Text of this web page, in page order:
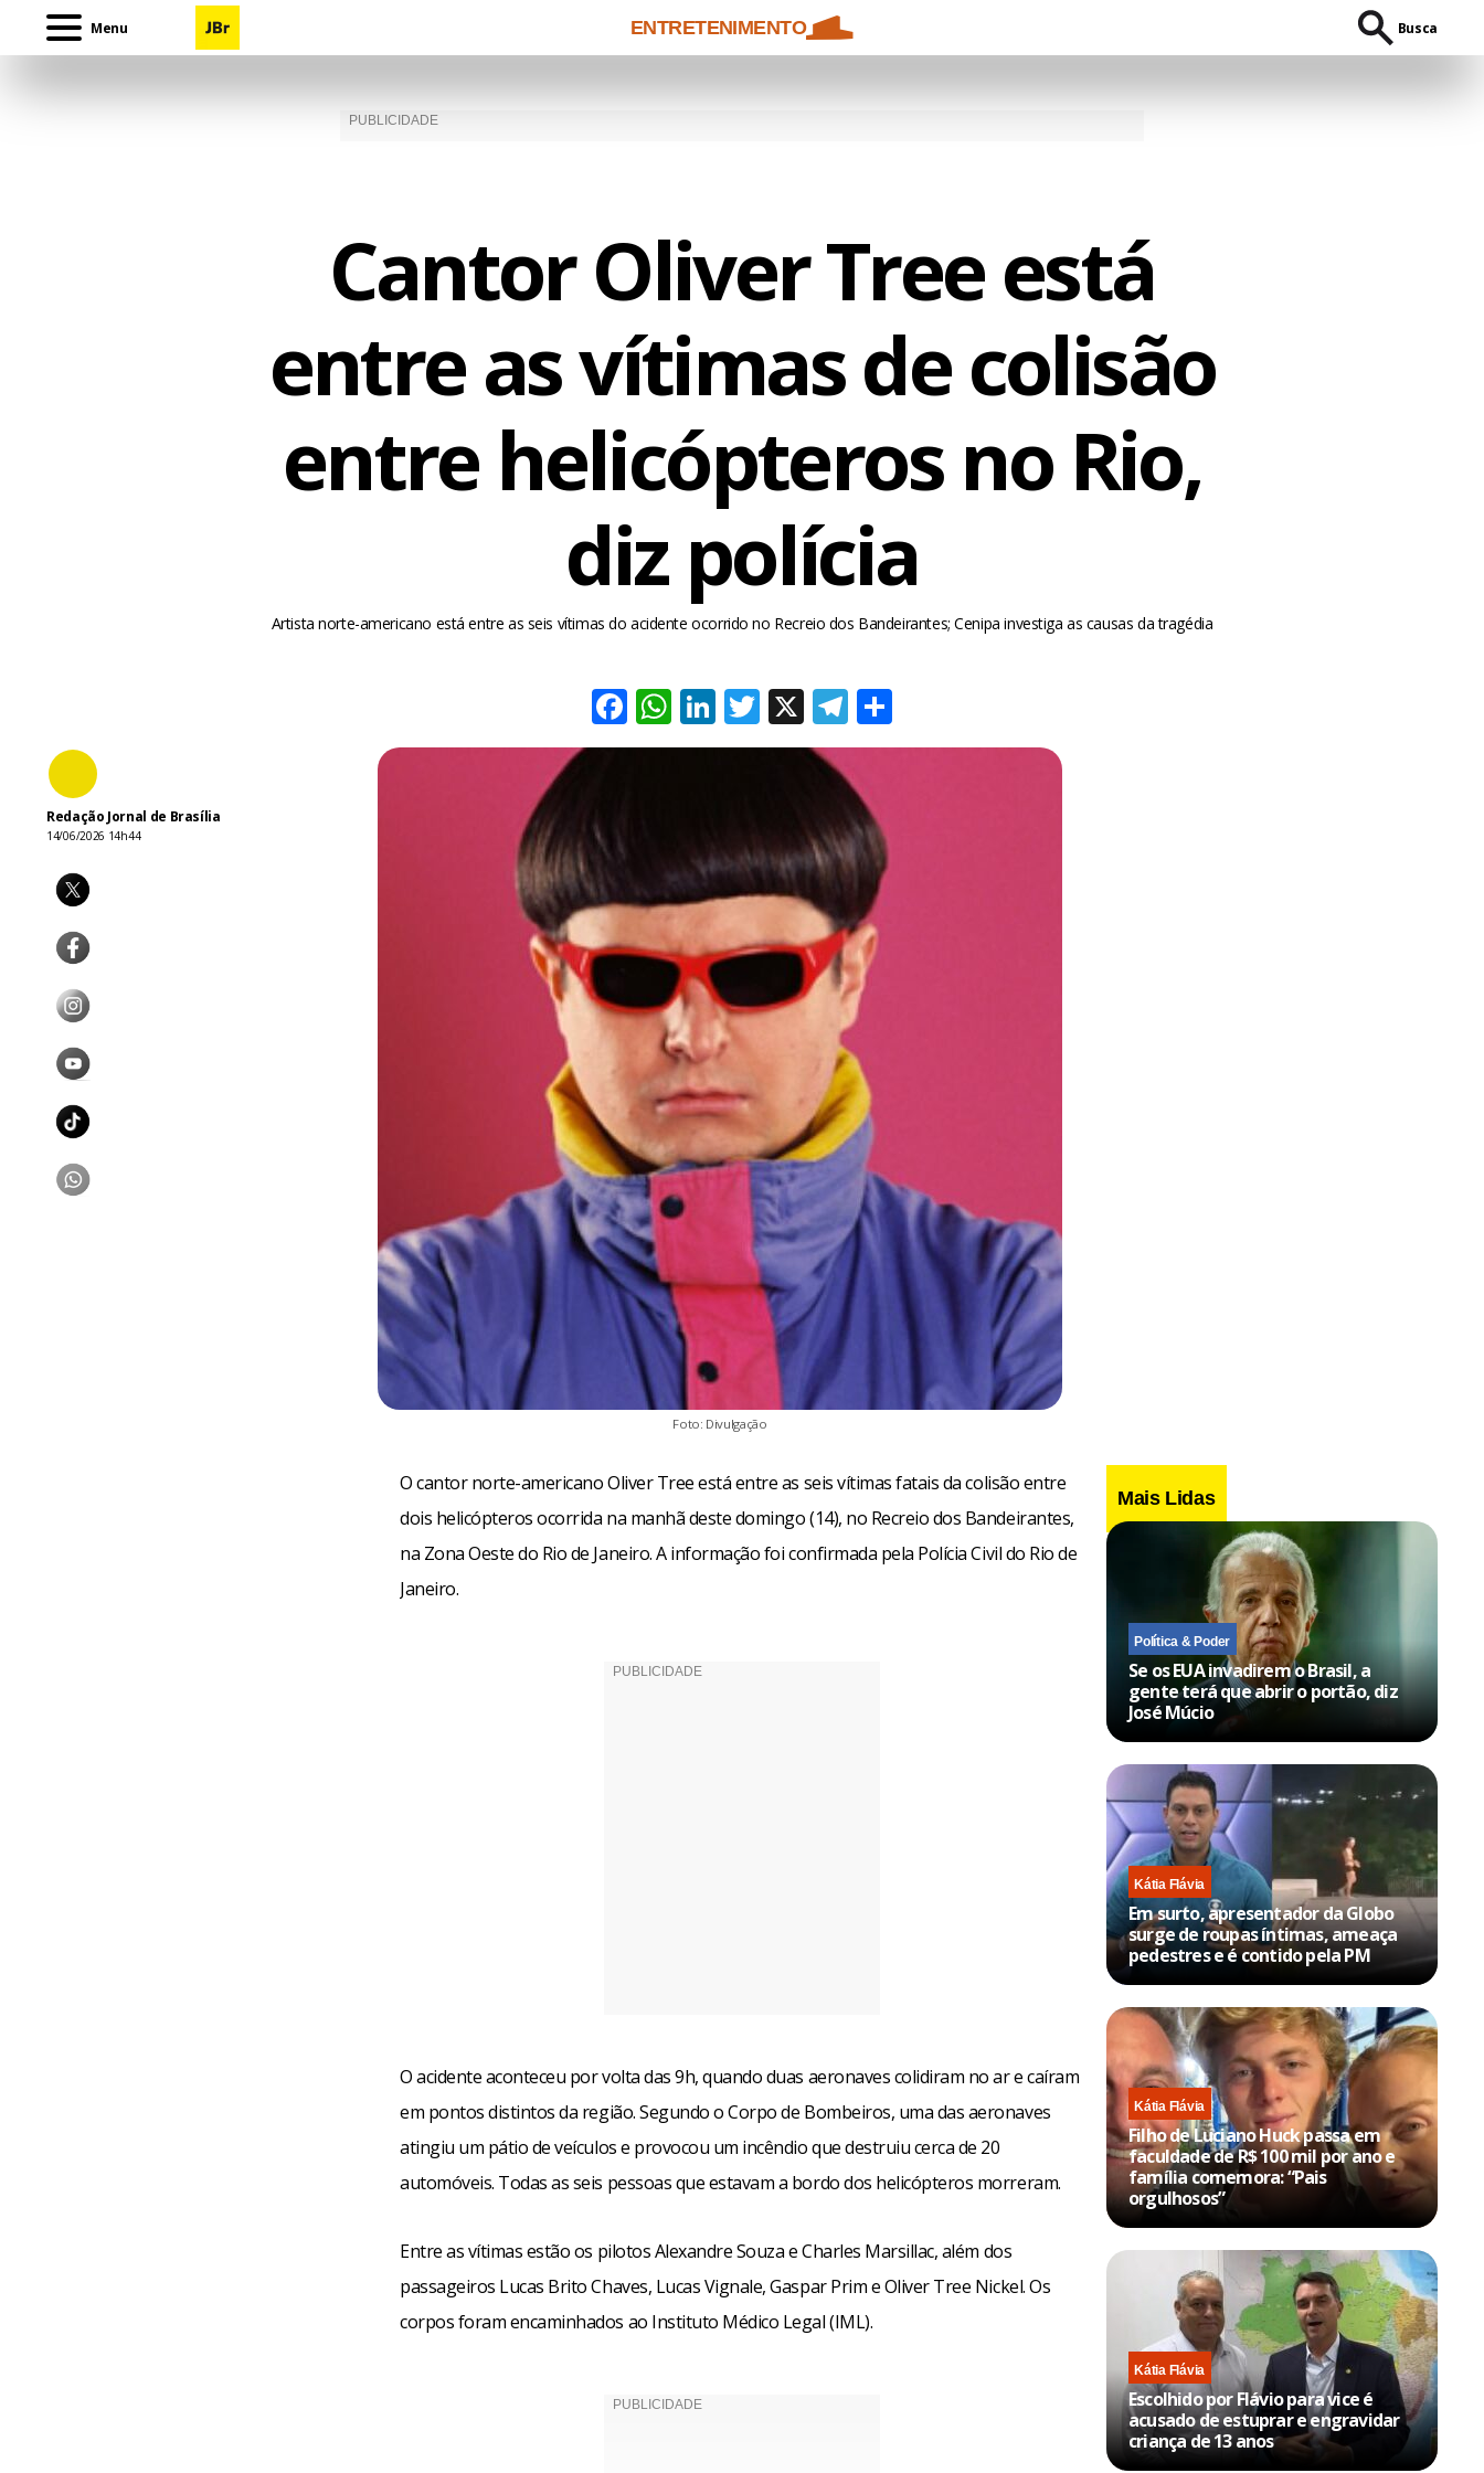
Menu ENTRETENIMENTO Busca
Cantor Oliver Tree está
entre as vítimas de colisão
entre helicópteros no Rio,
diz polícia
Artista norte-americano está entre as seis vítimas do acidente ocorrido no Recreio dos Bandeirantes; Cenipa investiga as causas da tragédia
Facebook
WhatsApp
LinkedIn
Twitter
X Telegram
Redação Jornal de Brasília
14/06/2026 14h44
Foto: Divulgação
O cantor norte-americano Oliver Tree está entre as seis vítimas fatais da colisão entre
dois helicópteros ocorrida na manhã deste domingo (14), no Recreio dos Bandeirantes,
na Zona Oeste do Rio de Janeiro. A informação foi confirmada pela Polícia Civil do Rio de
Janeiro.
O acidente aconteceu por volta das 9h, quando duas aeronaves colidiram no ar e caíram
em pontos distintos da região. Segundo o Corpo de Bombeiros, uma das aeronaves
atingiu um pátio de veículos e provocou um incêndio que destruiu cerca de 20
automóveis. Todas as seis pessoas que estavam a bordo dos helicópteros morreram.
Entre as vítimas estão os pilotos Alexandre Souza e Charles Marsillac, além dos
passageiros Lucas Brito Chaves, Lucas Vignale, Gaspar Prim e Oliver Tree Nickel. Os
corpos foram encaminhados ao Instituto Médico Legal (IML).
Mais Lidas
Política & Poder
Se os EUA invadirem o Brasil, a
gente terá que abrir o portão, diz
José Múcio
Kátia Flávia
Em surto, apresentador da Globo
surge de roupas íntimas, ameaça
pedestres e é contido pela PM
Kátia Flávia
Filho de Luciano Huck passa em
faculdade de R$ 100 mil por ano e
família comemora: “Pais
orgulhosos”
Kátia Flávia
Escolhido por Flávio para vice é
acusado de estuprar e engravidar
criança de 13 anos